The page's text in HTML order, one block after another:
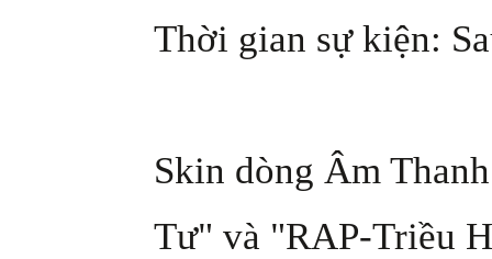
Thời gian sự kiện:
Skin dòng Âm
Tư" và "RAP-Triều